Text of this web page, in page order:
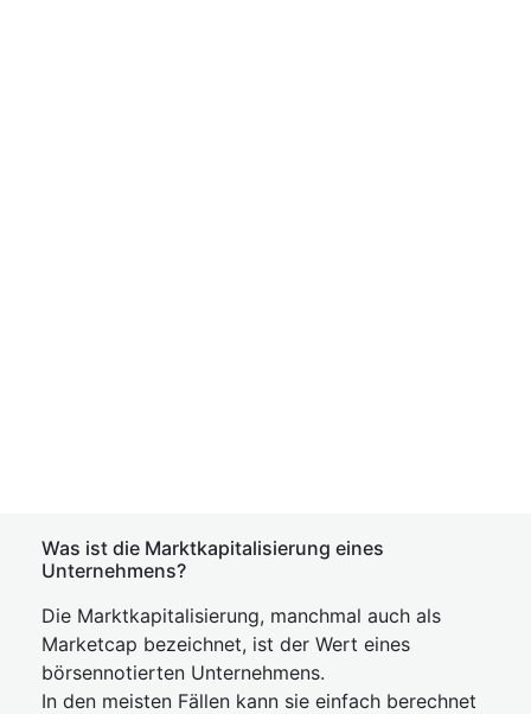
Was ist die Marktkapitalisierung eines
Unternehmens?
Die Marktkapitalisierung, manchmal auch als
Marketcap bezeichnet, ist der Wert eines
börsennotierten Unternehmens.
In den meisten Fällen kann sie einfach berechnet